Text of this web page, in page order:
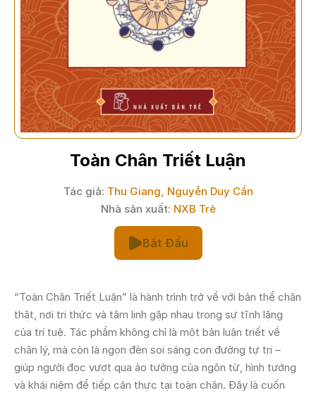
Toàn Chân Triết Luận
Tác giả: Thu Giang, Nguyễn Duy Cần
Nhà sản xuất: NXB Trẻ
Bắt Đầu
“Toàn Chân Triết Luận” là hành trình trở về với bản thể chân
thật, nơi tri thức và tâm linh gặp nhau trong sự tĩnh lặng
của trí tuệ. Tác phẩm không chỉ là một bản luận triết về
chân lý, mà còn là ngọn đèn soi sáng con đường tự tri –
giúp người đọc vượt qua ảo tưởng của ngôn từ, hình tướng
và khái niệm để tiếp cận thực tại toàn chân. Đây là cuốn